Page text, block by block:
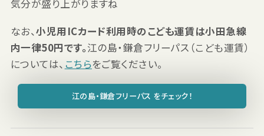
気分が盛り上がりますね
なお、小児用ICカード利用時のこども運賃は小田急線
内一律50円です。江の島・鎌倉フリーパス（こども運賃）
については、 こちらをご覧ください。
江の島・鎌倉フリーパス をチェック！